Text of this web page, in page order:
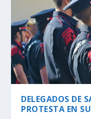
DELEGADOS DE
PROTESTA EN